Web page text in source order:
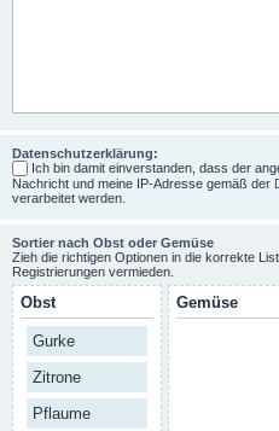
Datenschutzerklärung:
Ich bin damit einverstanden, dass der
Nachricht und meine IP-Adresse gemäß der
verarbeitet werden.
Sortier nach Obst oder Gemüse
Zieh die richtigen Optionen in die korrekte
Registrierungen vermieden.
Obst
Gurke
Zitrone
Pflaume
Gemüse